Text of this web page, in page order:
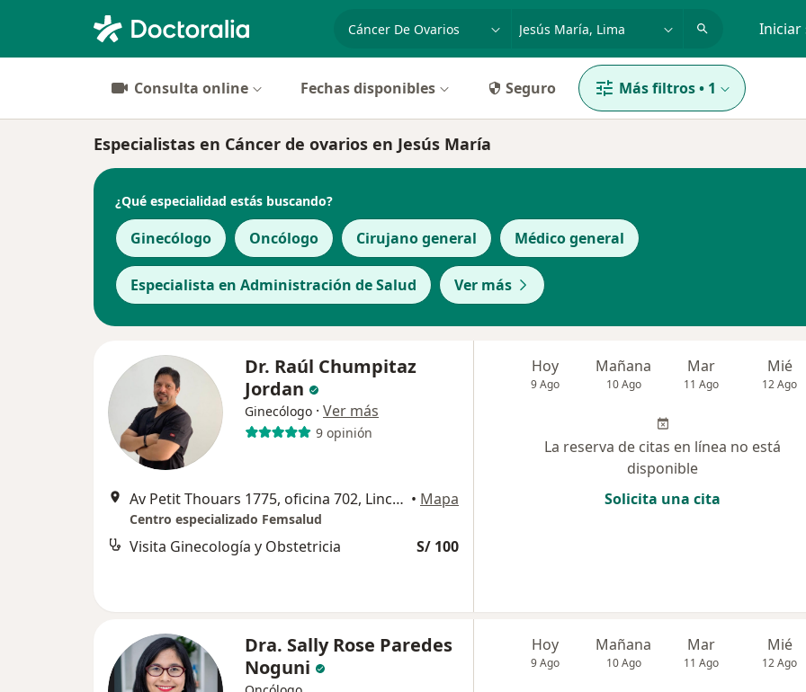
especialidad, enfermedad o nombre
p. ej. Lima Iniciar
Consulta online Fechas disponibles Seguro Más filtros• 1
Especialistas en Cáncer de ovarios en Jesús María
¿Qué especialidad estás buscando?
Ginecólogo Oncólogo Cirujano general Médico general
Especialista en Administración de Salud Ver más
Dr. Raúl Chumpitaz
Jordan
Ginecólogo · Ver más
9 opinión
Av Petit Thouars 1775, oficina 702, Lince, Lince • Mapa
Centro especializado Femsalud
Visita Ginecología y Obstetricia S/ 100
Hoy
9 Ago
Mañana
10 Ago
Mar
11 Ago
Mié
12 Ago
La reserva de citas en línea no está
disponible
Solicita una cita
Dra. Sally Rose Paredes
Noguni
Hoy
9 Ago
Mañana
10 Ago
Mar
11 Ago
Mié
12 Ago